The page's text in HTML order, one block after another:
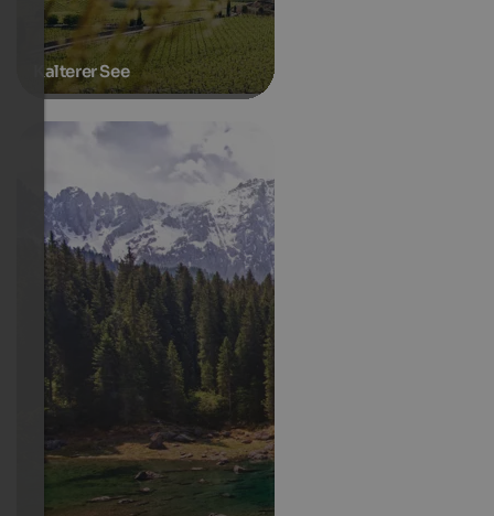
Kalterer See